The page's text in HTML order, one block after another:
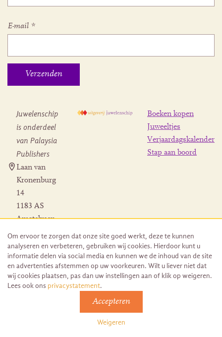
E-mail *
Juwelenschip
is onderdeel
van Palaysia
Publishers
Laan van
Kronenburg
14
1183 AS
Amstelveen
Herroeping
bestelling
Boeken kopen
Juweeltjes
Verjaardagskalender
Stap aan boord
© 2026 Uitgeverij Juwelenschip. Duurzaam ontwikkeld door
Go2People
Algemene voorwaarden | Sitemap
Om ervoor te zorgen dat onze site goed werkt, deze te kunnen
analyseren en verbeteren, gebruiken wij cookies. Hierdoor kunt u
informatie delen via social media en kunnen we de inhoud van de site
en advertenties afstemmen op uw voorkeuren. Wilt u liever niet dat
wij cookies plaatsen, pas dan uw instellingen aan of klik op weigeren.
Lees ook ons privacystatement.
Accepteren
Weigeren